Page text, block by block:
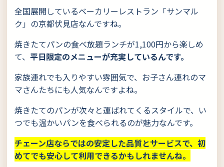
全国展開しているベーカリーレストラン「サンマル
ク」の京都伏見店なんですね。
焼きたてパンの食べ放題ランチが1,100円から楽しめ
て、 平日限定のメニューが充実しているんです。
家族連れでも入りやすい雰囲気で、お子さん連れのマ
マさんたちにも人気なんですよね。
焼きたてのパンが次々と運ばれてくるスタイルで、い
つでも温かいパンを食べられるのが魅力なんです。
チェーン店ならではの安定した品質とサービスで、初
めてでも安心して利用できるかもしれませんね。